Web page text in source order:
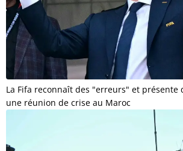
La Fifa reconnaît des "erreurs" et présente
une réunion de crise au Maroc